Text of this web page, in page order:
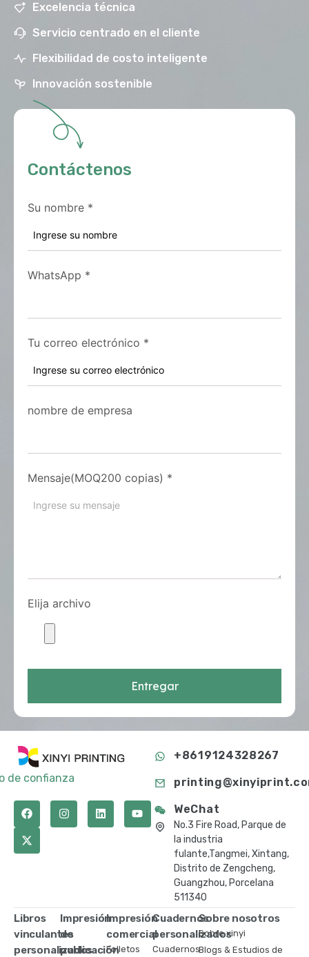
Excelencia técnica
Servicio centrado en el cliente
Flexibilidad de costo inteligente
Innovación sostenible
Contáctenos
Su nombre *
WhatsApp *
Tu correo electrónico *
nombre de empresa
Mensaje(MOQ200 copias) *
Elija archivo
Entregar
de confianza
+8619124328267
WeChat
No.3 Fire Road, Parque de
la industria
fulante,Tangmei, Xintang,
Distrito de Zengcheng,
Guangzhou, Porcelana
511340
Libros
vinculantes
personalizados
Impresión
de
publicación
Impresión
comercial
Folletos
Cuadernos
personalizados
Cuadernos
Sobre nosotros
Sobre xinyi
Blogs & Estudios de